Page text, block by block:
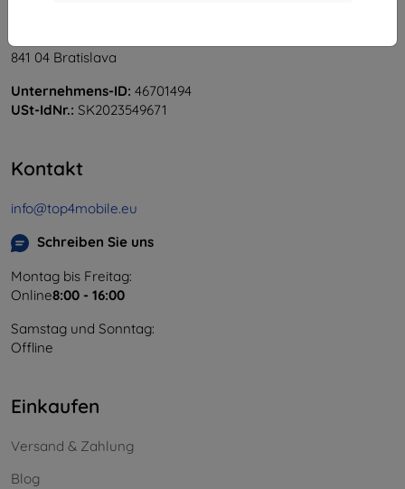
841 04 Bratislava
Unternehmens-ID: 46701494
USt-IdNr.: SK2023549671
Kontakt
info@top4mobile.eu
Schreiben Sie uns
Montag bis Freitag:
Online8:00 - 16:00
Samstag und Sonntag:
Offline
Einkaufen
Versand & Zahlung
Blog